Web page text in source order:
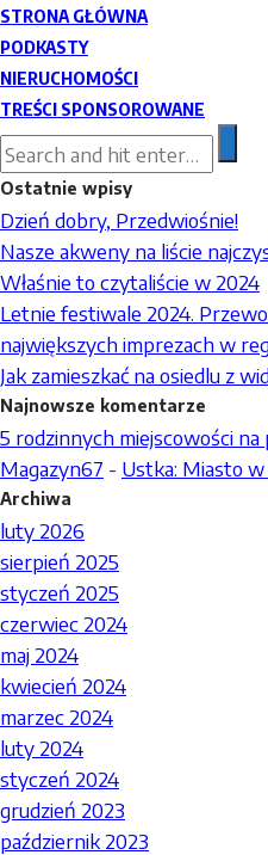
STRONA GŁÓWNA
PODKASTY
NIERUCHOMOŚCI
TREŚCI SPONSOROWANE
Ostatnie wpisy
Dzień dobry, Przedwiośnie!
Nasze akweny na liście
Właśnie to czytaliście w 2024
Letnie festiwale 2024.
największych imprezach w
Jak zamieszkać na osiedlu z
Najnowsze komentarze
5 rodzinnych miejscowości
Magazyn67 - Ustka: Miasto
Archiwa
luty 2026
sierpień 2025
styczeń 2025
czerwiec 2024
maj 2024
kwiecień 2024
marzec 2024
luty 2024
styczeń 2024
grudzień 2023
październik 2023